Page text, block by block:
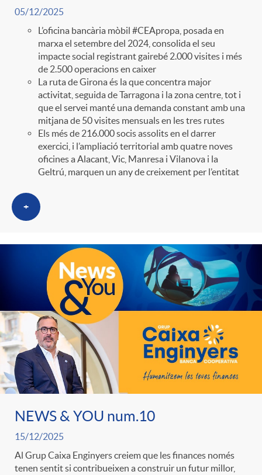
05/12/2025
L’oficina bancària mòbil #CEApropa, posada en
marxa el setembre del 2024, consolida el seu
impacte social registrant gairebé 2.000 visites i més
de 2.500 operacions en caixer
La ruta de Girona és la que concentra major
activitat, seguida de Tarragona i la zona centre, tot i
que el servei manté una demanda constant amb una
mitjana de 50 visites mensuals en les tres rutes
Els més de 216.000 socis assolits en el darrer
exercici, i l’ampliació territorial amb quatre noves
oficines a Alacant, Vic, Manresa i Vilanova i la
Geltrú, marquen un any de creixement per l’entitat
+
NEWS & YOU num.10
15/12/2025
Al Grup Caixa Enginyers creiem que les finances només
tenen sentit si contribueixen a construir un futur millor,